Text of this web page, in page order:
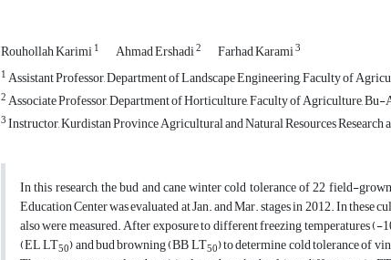
Rouhollah Karimi1 Ahmad Ershadi2 Farhad Karami3
1Assistant Professor, Department of Landscape Engineering, Faculty of
2Associate Professor, Department of Horticulture, Faculty of Agriculture,
3Instructor, Kurdistan Province Agricultural and Natural Resources Research
In this research, the bud and cane winter cold tolerance of 22 field-
Education Center was evaluated at Jan. and Mar. stages in 2012. In these
also were measured. After exposure to different freezing temperatures (-
(EL LT50) and bud browning (BB LT50) to determine cold tolerance of